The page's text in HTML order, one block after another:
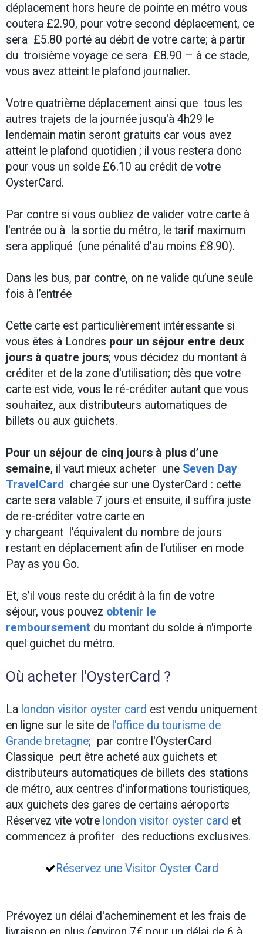
déplacement hors heure de pointe en métro vous
coutera £2.90, pour votre second déplacement, ce
sera £5.80 porté au débit de votre carte; à partir
du troisième voyage ce sera £8.90 – à ce stade,
vous avez atteint le plafond journalier.
Votre quatrième déplacement ainsi que tous les
autres trajets de la journée jusqu'à 4h29 le
lendemain matin seront gratuits car vous avez
atteint le plafond quotidien ; il vous restera donc
pour vous un solde £6.10 au crédit de votre
OysterCard.
Par contre si vous oubliez de valider votre carte à
l'entrée ou à la sortie du métro, le tarif maximum
sera appliqué (une pénalité d'au moins £8.90).
Dans les bus, par contre, on ne valide qu’une seule
fois à l’entrée
Cette carte est particulièrement intéressante si
vous êtes à Londres pour un séjour entre deux
jours à quatre jours; vous décidez du montant à
créditer et de la zone d'utilisation; dès que votre
carte est vide, vous le ré-créditer autant que vous
souhaitez, aux distributeurs automatiques de
billets ou aux guichets.
Pour un séjour de cinq jours à plus d’une
semaine, il vaut mieux acheter une Seven Day
TravelCard
chargée sur une OysterCard : cette
carte sera valable 7 jours et ensuite, il suffira juste
de re-créditer votre carte en
y chargeant l'équivalent du nombre de jours
restant en déplacement afin de l'utiliser en mode
Pay as you Go.
Et, s’il vous reste du crédit à la fin de votre
séjour, vous pouvez obtenir le
remboursement du montant du solde à n'importe
quel guichet du métro.
Où acheter l'OysterCard ?
La london visitor oyster card est vendu uniquement
en ligne sur le site de l'office du tourisme de
Grande bretagne; par contre l'OysterCard
Classique peut être acheté aux guichets et
distributeurs automatiques de billets des stations
de métro, aux centres d'informations touristiques,
aux guichets des gares de certains aéroports
Réservez vite votre london visitor oyster card et
commencez à profiter des reductions exclusives.
Réservez une Visitor Oyster Card
Prévoyez un délai d'acheminement et les frais de